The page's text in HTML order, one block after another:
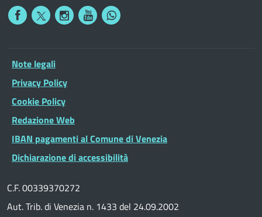
Note legali
Privacy Policy
Cookie Policy
Redazione Web
IBAN pagamenti al Comune di Venezia
Dichiarazione di accessibilità
C.F. 00339370272
Aut. Trib. di Venezia n. 1433 del 24.09.2002